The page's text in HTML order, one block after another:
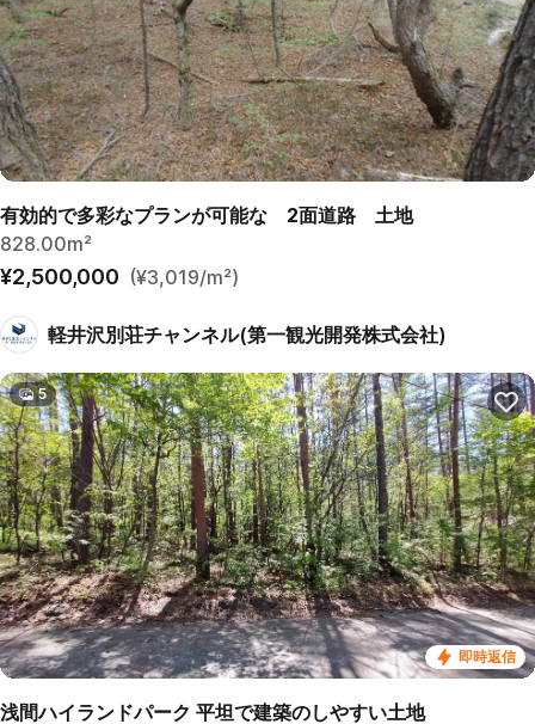
有効的で多彩なプランが可能な 2面道路 土地
828.00m²
¥2,500,000 (¥3,019/m²)
軽井沢別荘チャンネル(第一観光開発株式会社)
即時返信
5
浅間ハイランドパーク 平坦で建築のしやすい土地